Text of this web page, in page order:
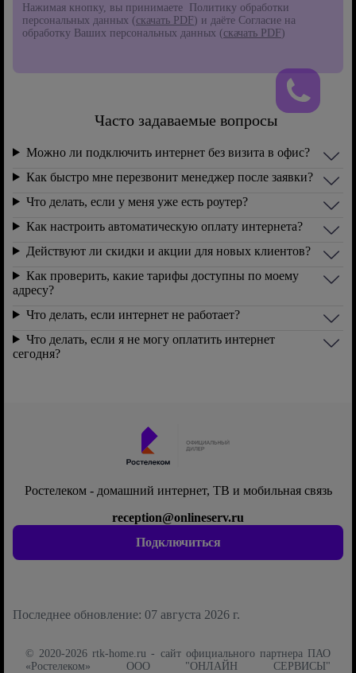
Нажимая кнопку, вы принимаете Политику обработки
персональных данных (скачать PDF) и даёте Согласие на
обработку Ваших персональных данных (скачать PDF)
Часто задаваемые вопросы
Можно ли подключить интернет без визита в офис?
Как быстро мне перезвонит менеджер после заявки?
Что делать, если у меня уже есть роутер?
Как настроить автоматическую оплату интернета?
Действуют ли скидки и акции для новых клиентов?
Как проверить, какие тарифы доступны по моему
адресу?
Что делать, если интернет не работает?
Что делать, если я не могу оплатить интернет
сегодня?
Ростелеком - домашний интернет, ТВ и мобильная связь
Подключиться
reception@onlineserv.ru
Последнее обновление: 07 августа 2026 г.
© 2020-2026 rtk-home.ru - сайт официального партнера ПАО
«Ростелеком» ООО "ОНЛАЙН СЕРВИСЫ"